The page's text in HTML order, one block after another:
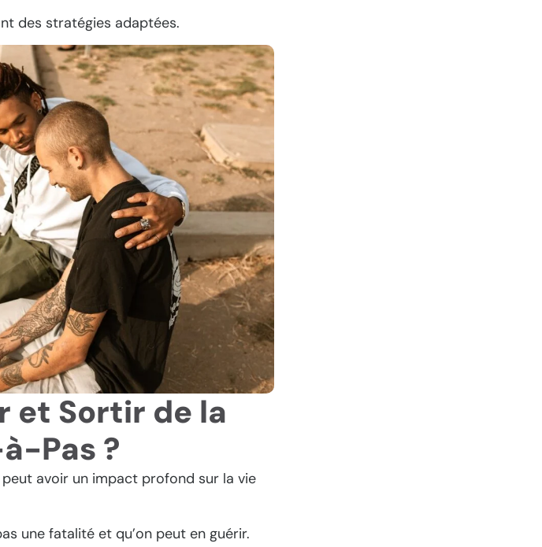
des stratégies adaptées.
et Sortir de la
Pas ?
avoir un impact profond sur la vie
une fatalité et qu’on peut en guérir.